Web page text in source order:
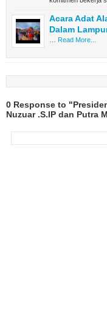
Acara Adat
Dalam
Read More...
0 Response to
Nuzuar .S.IP dan Putra